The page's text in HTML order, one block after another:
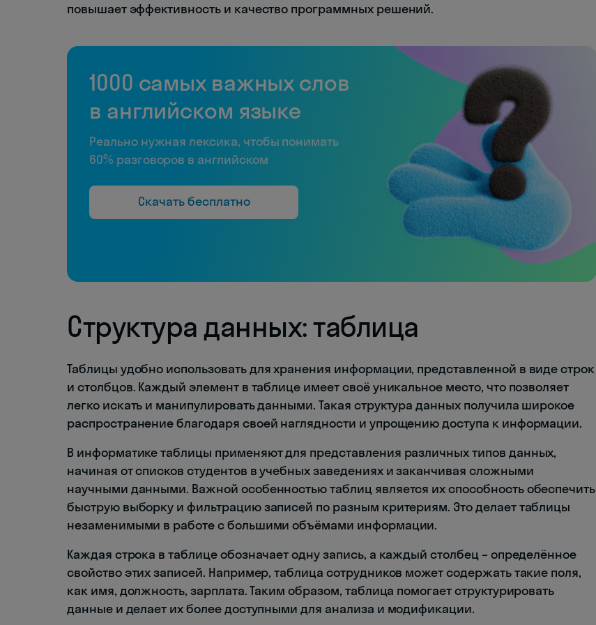
повышает эффективность и качество программных решений.
1000 самых важных слов
в английском языке
Реально нужная лексика, чтобы понимать
60% разговоров в английском
Скачать бесплатно
Структура данных: таблица
Таблицы удобно использовать для хранения информации, представленной в виде строк
и столбцов. Каждый элемент в таблице имеет своё уникальное место, что позволяет
легко искать и манипулировать данными. Такая структура данных получила широкое
распространение благодаря своей наглядности и упрощению доступа к информации.
В информатике таблицы применяют для представления различных типов данных,
начиная от списков студентов в учебных заведениях и заканчивая сложными
научными данными. Важной особенностью таблиц является их способность обеспечить
быструю выборку и фильтрацию записей по разным критериям. Это делает таблицы
незаменимыми в работе с большими объёмами информации.
Каждая строка в таблице обозначает одну запись, а каждый столбец – определённое
свойство этих записей. Например, таблица сотрудников может содержать такие поля,
как имя, должность, зарплата. Таким образом, таблица помогает структурировать
данные и делает их более доступными для анализа и модификации.